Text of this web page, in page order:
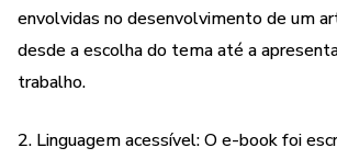
envolvidas no desenvolvimento de um
desde a escolha do tema até a
trabalho.
2. Linguagem acessível: O e-book foi